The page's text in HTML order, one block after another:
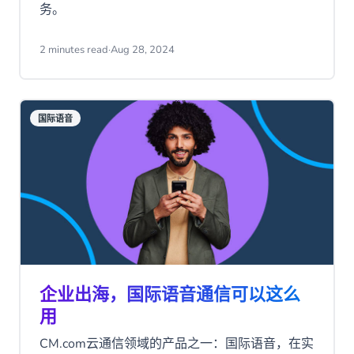
务。
2 minutes read·Aug 28, 2024
国际语音
企业出海，国际语音通信可以这么
用
CM.com云通信领域的产品之一：国际语音，在实